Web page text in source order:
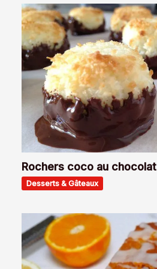
Rochers coco au chocolat
Desserts & Gâteaux